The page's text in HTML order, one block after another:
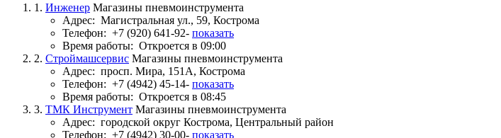
1. Инженер Магазины пневмоинструмента
Адрес: Магистральная ул., 59, Кострома
Телефон: +7 (920) 641-92- показать
Время работы: Откроется в 09:00
2. Строймашсервис Магазины пневмоинструмента
Адрес: просп. Мира, 151А, Кострома
Телефон: +7 (4942) 45-14- показать
Время работы: Откроется в 08:45
3. ТМК Инструмент Магазины пневмоинструмента
Адрес: городской округ Кострома, Центральный район
Телефон: +7 (4942) 30-00- показать